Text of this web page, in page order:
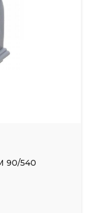
90/540